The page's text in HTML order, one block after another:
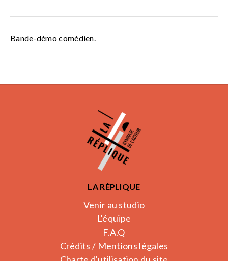
Bande-démo comédien.
LA RÉPLIQUE
Venir au studio
L'équipe
F.A.Q
Crédits / Mentions légales